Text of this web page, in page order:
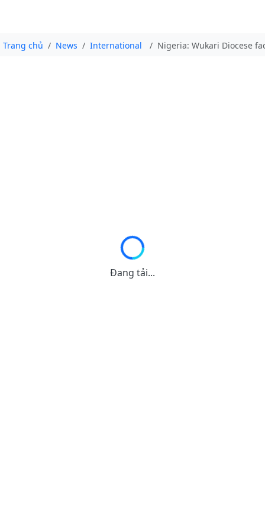
Trang chủ News International Nigeria: Wukari Diocese
Đang tải...